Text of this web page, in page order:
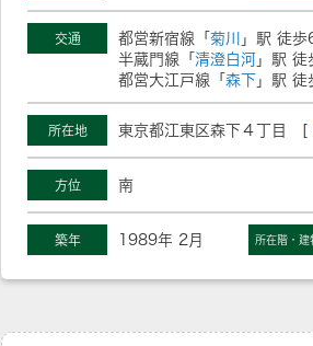
交通 都営新宿線「 菊川
」駅 徒歩
半蔵門線「 清澄白河 」駅 徒
都営大江戸線「 森下 」駅
所在地 東京都江東区森下４丁目 [
方位 南
築年 1989年 2月 所在階・建